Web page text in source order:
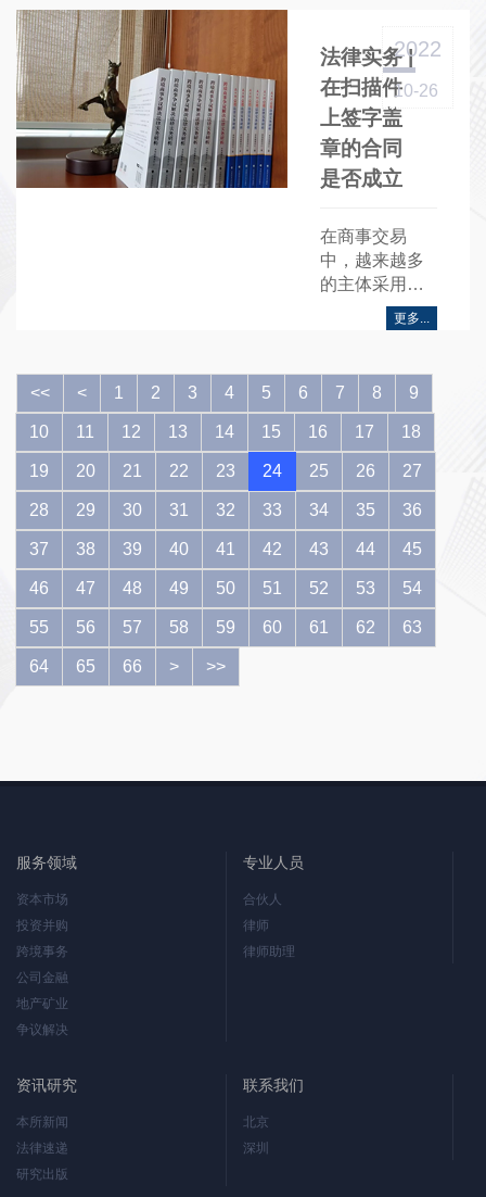
动产和权利担
保统一登记的
决定》……
​​法律实务 |
在扫描件
上签字盖
章的合同
是否成立
2022
10-26
在商事交易
中，越来越多
的主体采用线
上方式订立合
更多...
<< < 1 2 3 4 5 6 7 8 9
10 11 12 13 14 15 16 17 18
19 20 21 22 23 24 25 26 27
28 29 30 31 32 33 34 35 36
37 38 39 40 41 42 43 44 45
46 47 48 49 50 51 52 53 54
55 56 57 58 59 60 61 62 63
64 65 66 > >>
服务领域
资本市场
投资并购
跨境事务
公司金融
地产矿业
争议解决
专业人员
合伙人
律师
律师助理
资讯研究
本所新闻
法律速递
研究出版
联系我们
北京
深圳